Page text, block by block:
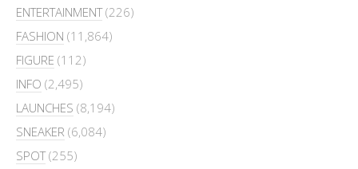
ENTERTAINMENT(226)
FASHION (11,864)
FIGURE (112)
INFO (2,495)
LAUNCHES (8,194)
SNEAKER (6,084)
SPOT(255)